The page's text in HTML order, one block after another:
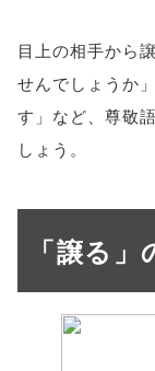
目上の相手から
せんでしょうか
す」など、尊敬
しょう。
「譲る